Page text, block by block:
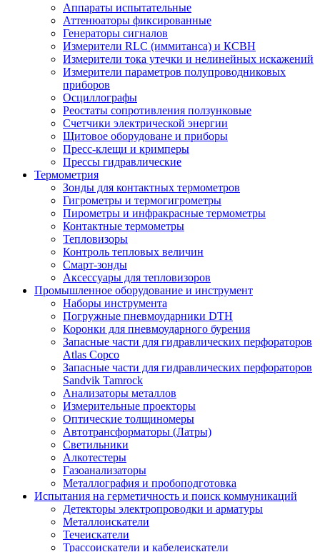
Аппараты испытательные
Аттенюаторы фиксированные
Генераторы сигналов
Измерители RLC (иммитанса) и КСВН
Измерители тока утечки и нелинейных искажений
Измерители параметров полупроводниковых
приборов
Осциллографы
Реостаты сопротивления ползунковые
Счетчики электрической энергии
Щитовое оборудоване и приборы
Пресс-клещи и кримперы
Прессы гидравлические
Термометрия
Зонды для контактных термометров
Гигрометры и термогигрометры
Пирометры и инфракрасные термометры
Контактные термометры
Тепловизоры
Контроль тепловых величин
Смарт-зонды
Аксессуары для тепловизоров
Промышленное оборудование и инструмент
Наборы инструмента
Погружные пневмоударники DTH
Коронки для пневмоударного бурения
Запасные части для гидравлических перфораторов
Atlas Copco
Запасные части для гидравлических перфораторов
Sandvik Tamrock
Анализаторы металлов
Измерительные проекторы
Оптические толщиномеры
Автотрансформаторы (Латры)
Светильники
Алкотестеры
Газоанализаторы
Металлография и пробоподготовка
Испытания на герметичность и поиск коммуникаций
Детекторы электропроводки и арматуры
Металлоискатели
Течеискатели
Трассоискатели и кабелеискатели